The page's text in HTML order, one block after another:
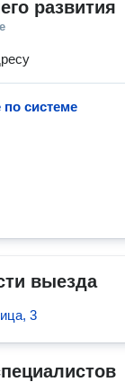
развития
системе
выезда
3